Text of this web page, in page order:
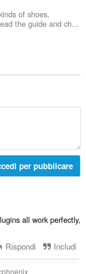
of shoes,
the guide and ch...
per pubblicare
all work perfectly,
Rispondi Includi